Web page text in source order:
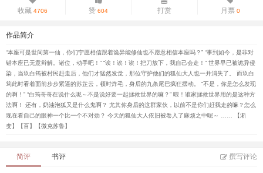
收藏 4706 赞 604 打赏 月票0
作品简介
“本座可是世间第一仙，你们宁愿相信跟着诡异能修仙也不愿意相信本座吗？” “事到如今，是非对
错本座已无意辩解。诸位，动手吧！” “诶！诶！诶！把刀放下，我自己会走！” 世界早已被诡异侵
染，当玖白筠被村民赶走后，他们才猛然发觉，那位守护他们的狐仙大人也一并消失了。 而玖白
筠此时看着面前步步紧逼的苏芷云，顿时炸毛，身后的九条尾巴疯狂摆动。 “不是，你是怎么发现
的啊！” “白筠哥哥在说什么呢～不是说好要一起拯救世界的嘛？” 喂！谁家拯救世界用的是这种方
法啊！ 还有，奶油泡狐又是什么鬼啊？ 尤其你身后的这群家伙，以前不是你们赶我走的嘛？怎么
现在看自己的眼神一个比一个不对劲？ 今天的狐仙大人依旧被卷入了麻烦之中呢～ …… 【渐
变】【百】【微克苏鲁】
简评 书评 撰写评论